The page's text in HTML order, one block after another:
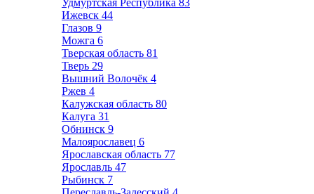
Удмуртская Республика 83
Ижевск 44
Глазов 9
Можга 6
Тверская область 81
Тверь 29
Вышний Волочёк 4
Ржев 4
Калужская область 80
Калуга 31
Обнинск 9
Малоярославец 6
Ярославская область 77
Ярославль 47
Рыбинск 7